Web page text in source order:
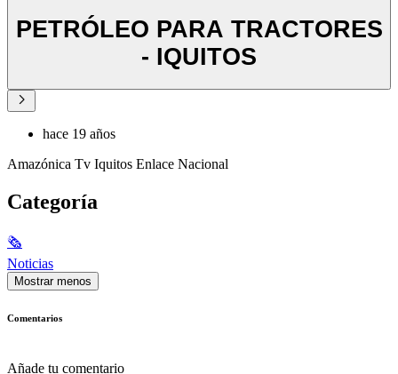
PETRÓLEO PARA TRACTORES
- IQUITOS
hace 19 años
Amazónica Tv Iquitos Enlace Nacional
Categoría
🗞
Noticias
Mostrar menos
Comentarios
Añade tu comentario